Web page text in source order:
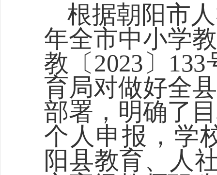
根据朝阳市
年全市中小学
教〔2023〕
育局对做好全
部署，明确了
个人申报，学
阳县教育、人